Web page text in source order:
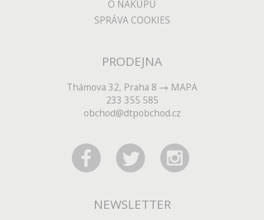
O NÁKUPU
SPRÁVA COOKIES
PRODEJNA
Thámova 32, Praha 8
MAPA
233 355 585
obchod@dtpobchod.cz
NEWSLETTER